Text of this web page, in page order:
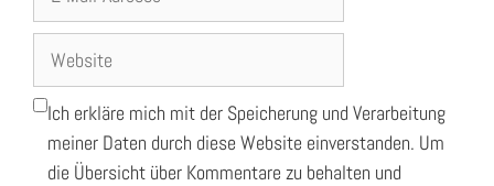
Adresse
Website
Ich erkläre mich mit der Speicherung und Verarbeitung
meiner Daten durch diese Website einverstanden. Um
die Übersicht über Kommentare zu behalten und